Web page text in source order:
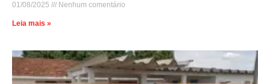
01/08/2025 Nenhum comentário
Leia mais »